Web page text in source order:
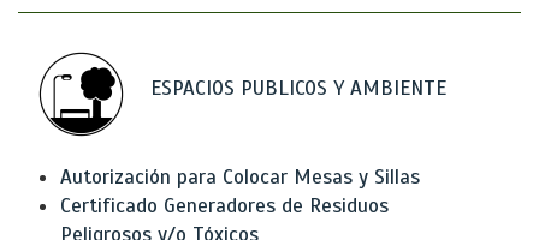
ESPACIOS PUBLICOS Y AMBIENTE
Autorización para Colocar Mesas y Sillas
Certificado Generadores de Residuos
Peligrosos y/o Tóxicos